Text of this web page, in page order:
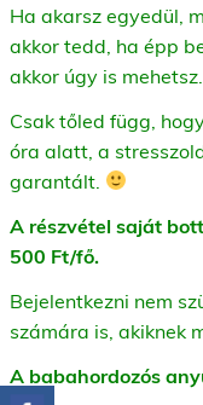
Ha akarsz egyedül,
akkor tedd, ha épp
akkor úgy is mehetsz….
Csak tőled függ,
óra alatt, a
garantált.
A részvétel saját
500 Ft/fő.
Bejelentkezni nem
számára is, akiknek
A babahordozós